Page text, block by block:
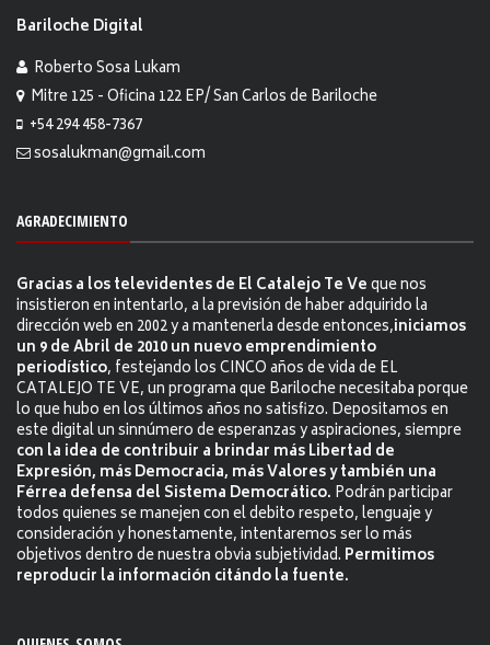
Bariloche Digital
Roberto Sosa Lukam
Mitre 125 - Oficina 122 EP/ San Carlos de Bariloche
+54 294 458-7367
sosalukman@gmail.com
AGRADECIMIENTO
Gracias a los televidentes de El Catalejo Te Veque nos
insistieron en intentarlo, a la previsión de haber adquirido la
dirección web en 2002 y a mantenerla desde entonces,iniciamos
un 9 de Abril de 2010 un nuevo emprendimiento
periodístico, festejando los CINCO años de vida de EL
CATALEJO TE VE, un programa que Bariloche necesitaba porque
lo que hubo en los últimos años no satisfizo. Depositamos en
este digital un sinnúmero de esperanzas y aspiraciones, siempre
con la idea de contribuir a brindar más Libertad de
Expresión, más Democracia, más Valores y también una
Férrea defensa del Sistema Democrático. Podrán participar
todos quienes se manejen con el debito respeto, lenguaje y
consideración y honestamente, intentaremos ser lo más
objetivos dentro de nuestra obvia subjetividad. Permitimos
reproducir la información citándo la fuente.